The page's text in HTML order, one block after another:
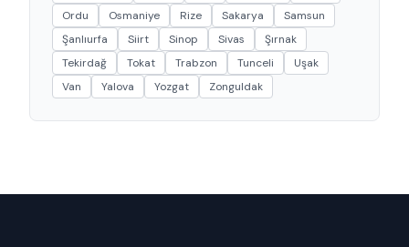
Ordu
Osmaniye Rize Sakarya
Samsun
Şanlıurfa
Siirt Sinop Sivas
Şırnak
Tekirdağ
Tokat Trabzon Tunceli
Uşak
Van
Yalova Yozgat Zonguldak